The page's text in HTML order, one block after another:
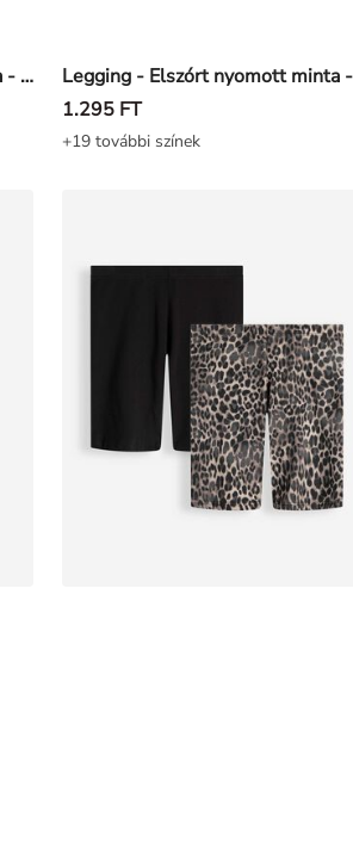
Legging - Elszórt nyomott minta - Bézs
1.295 FT
+19 további színek